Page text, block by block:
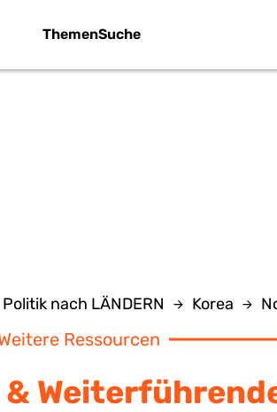
ThemenSuche
Politik nach LÄNDERN Korea
Ressourcen